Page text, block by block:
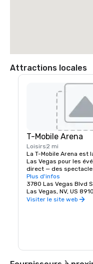
Attractions locales
T-Mobile Arena
Loisirs2 mi
La T-Mobile Arena est
Las Vegas pour les
direct — des
incroyables aux
passionnants — elle
norme pour ce que
divertissement dans la
de prix et des
Plus d'infos
3780 Las Vegas Blvd
Las Vegas, NV, US
Visiter le site web